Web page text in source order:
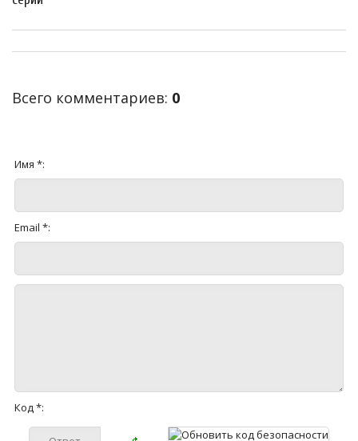
Всего комментариев: 0
Имя *:
Email *:
Код *: